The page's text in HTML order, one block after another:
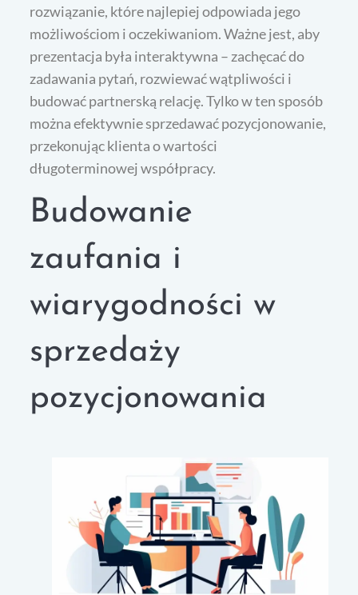
rozwiązanie, które najlepiej odpowiada jego
możliwościom i oczekiwaniom. Ważne jest, aby
prezentacja była interaktywna – zachęcać do
zadawania pytań, rozwiewać wątpliwości i
budować partnerską relację. Tylko w ten sposób
można efektywnie sprzedawać pozycjonowanie,
przekonując klienta o wartości
długoterminowej współpracy.
Budowanie
zaufania i
wiarygodności w
sprzedaży
pozycjonowania